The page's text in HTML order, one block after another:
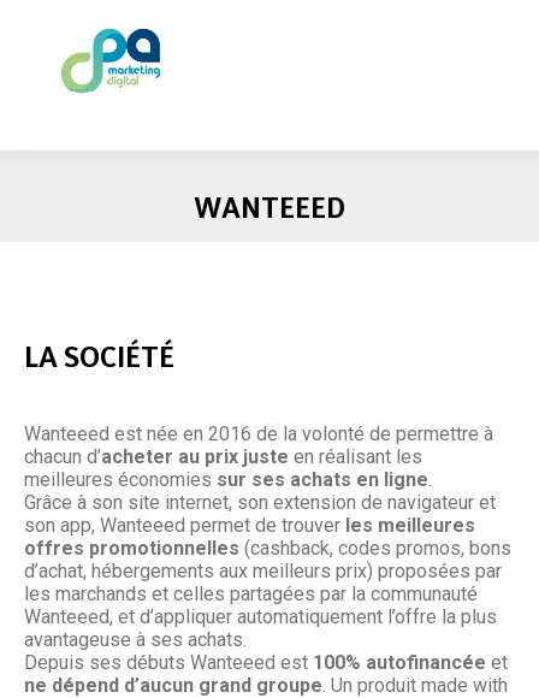
WANTEEED
LA SOCIÉTÉ
Wanteeed est née en 2016 de la volonté de permettre à
chacun d’acheter au prix juste en réalisant les
meilleures économies sur ses achats en ligne.
Grâce à son site internet, son extension de navigateur et
son app, Wanteeed permet de trouver les meilleures
offres promotionnelles (cashback, codes promos, bons
d’achat, hébergements aux meilleurs prix) proposées par
les marchands et celles partagées par la communauté
Wanteeed, et d’appliquer automatiquement l’offre la plus
avantageuse à ses achats.
Depuis ses débuts Wanteeed est 100% autofinancée et
ne dépend d’aucun grand groupe. Un produit made with